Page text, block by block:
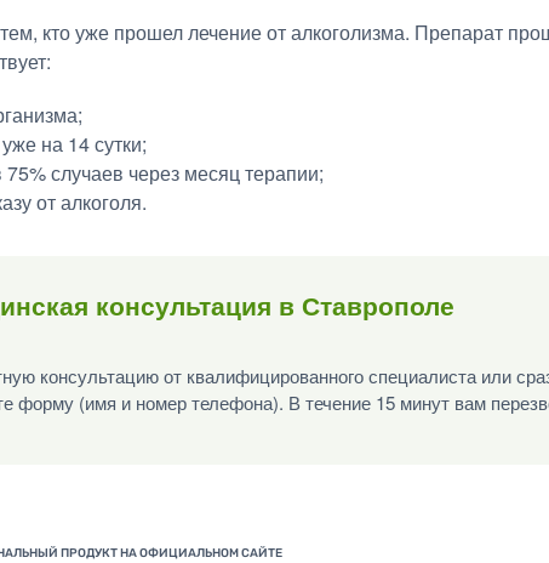
кто уже прошел лечение от алкоголизма. Препарат
на 14 сутки;
случаев через месяц терапии;
от алкоголя.
консультация в Ставрополе
консультацию от квалифицированного специалиста или
форму (имя и номер телефона). В течение 15 минут вам